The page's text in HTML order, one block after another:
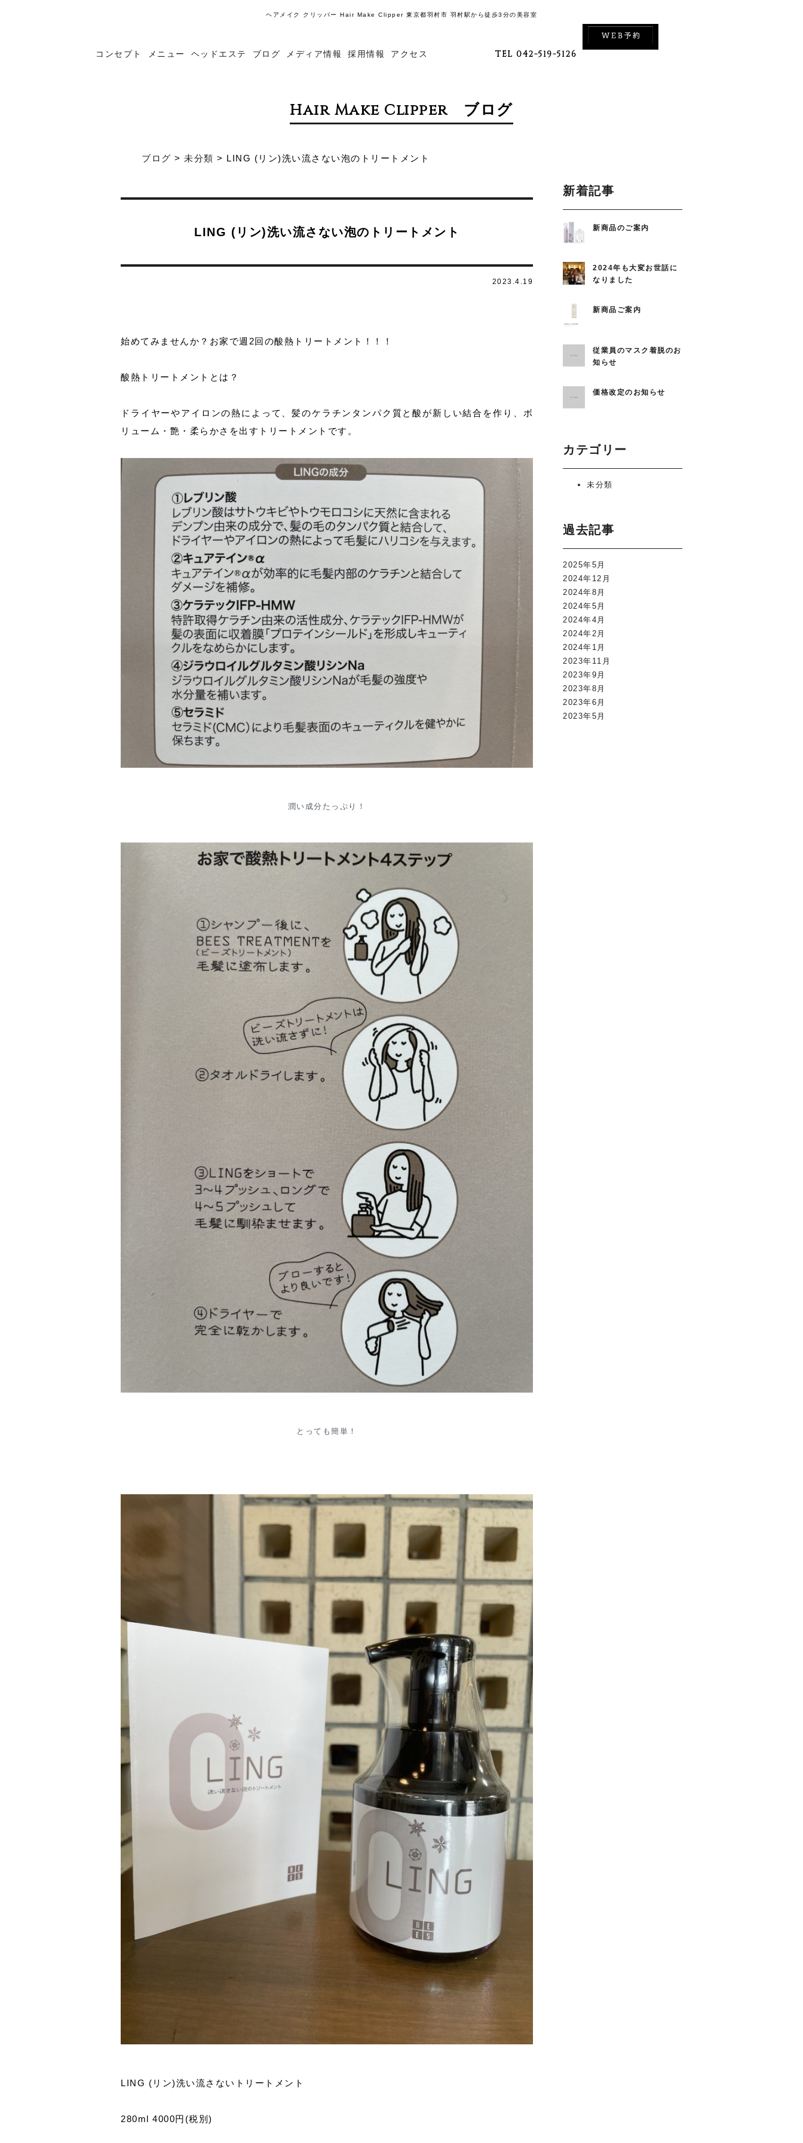
ヘアメイク クリッパー Hair Make Clipper 東京都羽村市 羽村駅から徒歩3分の美容室
コンセプト メニュー ヘッドエステ ブログ メディア情報 採用情報 アクセス TEL 042-519-5126
Hair Make Clipper ブログ
ブログ > 未分類 > LING (リン)洗い流さない泡のトリートメント
LING (リン)洗い流さない泡のトリートメント
2023.4.19
始めてみませんか？お家で週2回の酸熱トリートメント！！！
酸熱トリートメントとは？
ドライヤーやアイロンの熱によって、髪のケラチンタンパク質と酸が新しい結合を作り、ボ
リューム・艶・柔らかさを出すトリートメントです。
潤い成分たっぷり！
とっても簡単！
LING (リン)洗い流さないトリートメント
280ml 4000円(税別)
新着記事
新商品のご案内
2024年も大変お世話に
なりました
新商品ご案内
従業員のマスク着脱のお
知らせ
価格改定のお知らせ
カテゴリー
未分類
過去記事
2025年5月
2024年12月
2024年8月
2024年5月
2024年4月
2024年2月
2024年1月
2023年11月
2023年9月
2023年8月
2023年6月
2023年5月